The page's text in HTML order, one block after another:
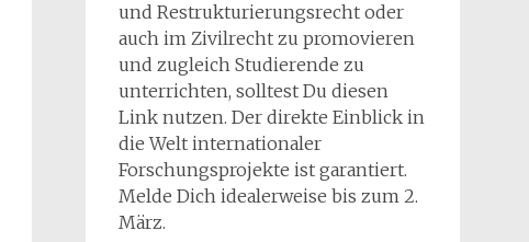
und Restrukturierungsrecht oder
auch im Zivilrecht zu promovieren
und zugleich Studierende zu
unterrichten, solltest Du diesen
Link nutzen. Der direkte Einblick in
die Welt internationaler
Forschungsprojekte ist garantiert.
Melde Dich idealerweise bis zum 2.
März.